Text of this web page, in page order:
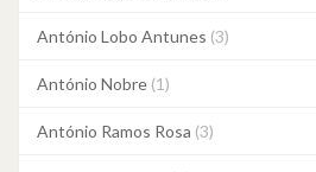
António Lobo Antunes (3)
António Nobre (1)
António Ramos Rosa (3)